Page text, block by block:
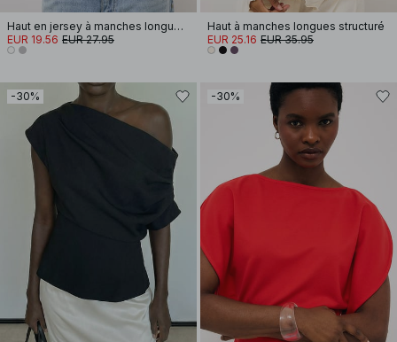
Haut en jersey à manches longues avec ourlet arrondi
EUR 19.56 EUR 27.95
Haut à manches longues structuré
EUR 25.16 EUR 35.95
-30% -30%